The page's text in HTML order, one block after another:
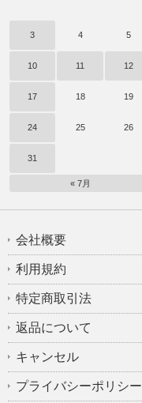
3 4 5
10 11 12
17 18 19
24 25 26
31
« 7月
会社概要
利用規約
特定商取引法
返品について
キャンセル
プライバシーポリシー